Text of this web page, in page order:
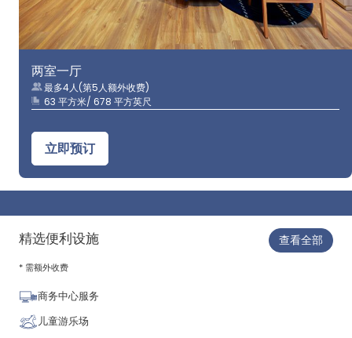
两室一厅
最多4人(第5人额外收费)
63 平方米/ 678 平方英尺
立即预订
精选便利设施
* 需额外收费
查看全部
商务中心服务
儿童游乐场